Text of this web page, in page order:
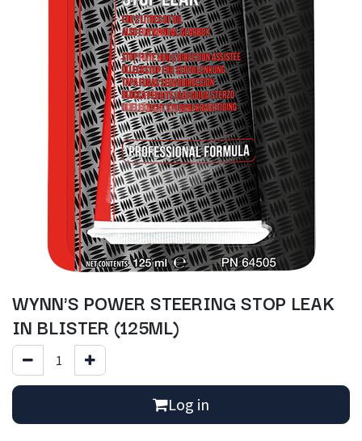
WYNN'S POWER STEERING STOP LEAK
IN BLISTER (125ML)
Log in